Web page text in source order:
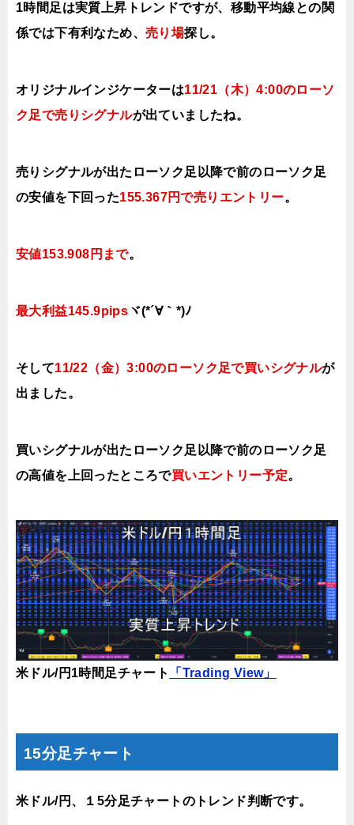
1時間足は実質上昇トレンドですが、移動平均線との関
係では下有利なため、 売り場探し。
オリジナルインジケーターは11/21（木）4:00のローソ
ク足で売り シグナルが出ていましたね。
売りシグナルが出たローソク足以降で前のローソク足
の安値を下回った155.367円で売りエントリー。
安値153.908円まで。
最大利益145.9pips ヾ(*´∀｀*)ﾉ
そして11/22（金）3:00のローソク足で買いシグナルが
出ました。
買いシグナルが出たローソク足以降で前のローソク足
の高値を上 回 ったところで買いエントリー予定。
米ドル/円1時間足チャート 「Trading View」
15分足チャート
米ドル/円、１5分足チャートのトレンド判断です。